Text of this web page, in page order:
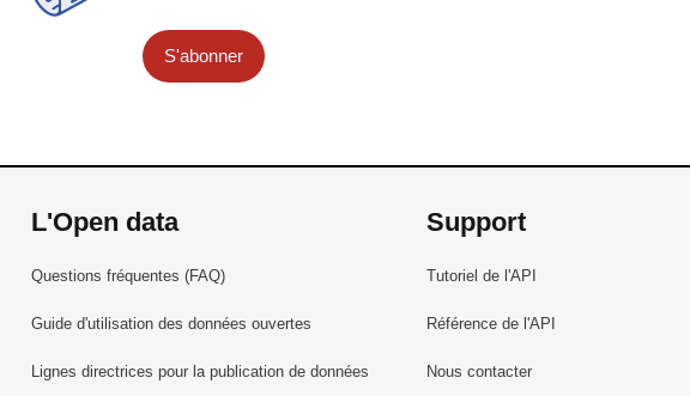
S'abonner
L'Open data
Questions fréquentes (FAQ)
Guide d'utilisation des données ouvertes
Lignes directrices pour la publication de données
Support
Tutoriel de l'API
Référence de l'API
Nous contacter